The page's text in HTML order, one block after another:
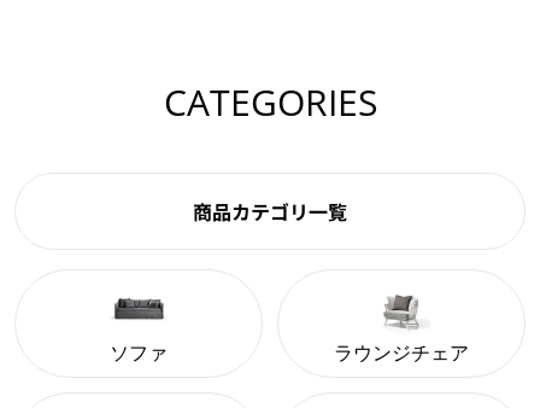
CATEGORIES
商品カテゴリ一覧
ソファ ラウンジチェア